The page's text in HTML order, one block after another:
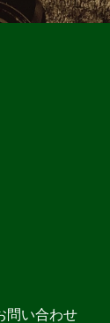
問い合わせ